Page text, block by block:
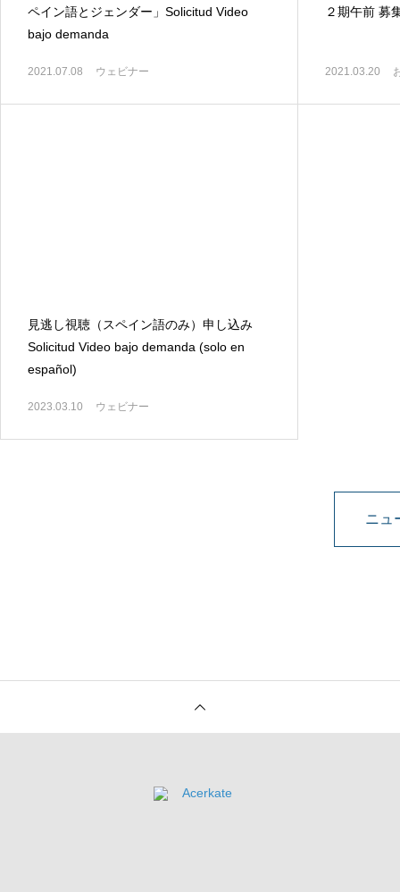
ペイン語とジェンダー」Solicitud Video
bajo demanda
2021.07.08 ウェビナー
２期午前 募
2021.03.20
見逃し視聴（スペイン語のみ）申し込み
Solicitud Video bajo demanda (solo en
español)
2023.03.10 ウェビナー
ニュ